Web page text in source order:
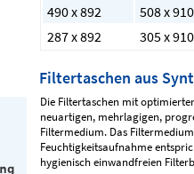
490 x 892
508 x 910
287 x 892
305 x 910
Filtertaschen aus
Die Filtertaschen mit
neuartigen, mehrlagigen,
Filtermedium. Das
Feuchtigkeitsaufnahme
hygienisch einwandfreien